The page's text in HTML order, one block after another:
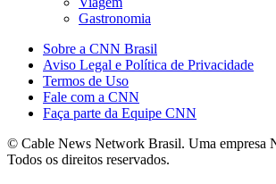
Gastronomia
Sobre a CNN Brasil
Aviso Legal e Política de Privacidade
Termos de Uso
Fale com a CNN
Faça parte da Equipe CNN
© Cable News Network Brasil. Uma
Todos os direitos reservados.